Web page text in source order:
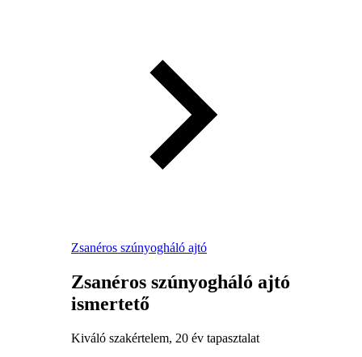
Zsanéros szúnyogháló ajtó
Zsanéros szúnyogháló ajtó
ismertető
Kiváló szakértelem, 20 év tapasztalat